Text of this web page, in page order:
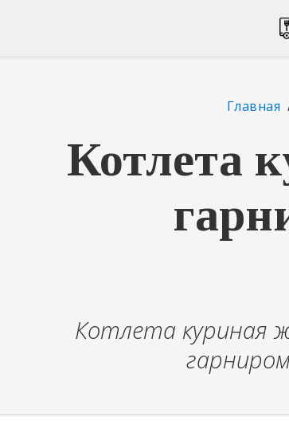
Главная
Котлета
Котлета куриная